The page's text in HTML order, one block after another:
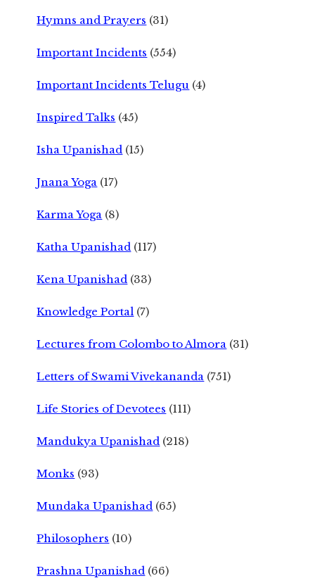
Hymns and Prayers (31)
Important Incidents (554)
Important Incidents Telugu (4)
Inspired Talks (45)
Isha Upanishad (15)
Jnana Yoga (17)
Karma Yoga (8)
Katha Upanishad (117)
Kena Upanishad (33)
Knowledge Portal (7)
Lectures from Colombo to Almora (31)
Letters of Swami Vivekananda (751)
Life Stories of Devotees (111)
Mandukya Upanishad (218)
Monks (93)
Mundaka Upanishad (65)
Philosophers (10)
Prashna Upanishad (66)